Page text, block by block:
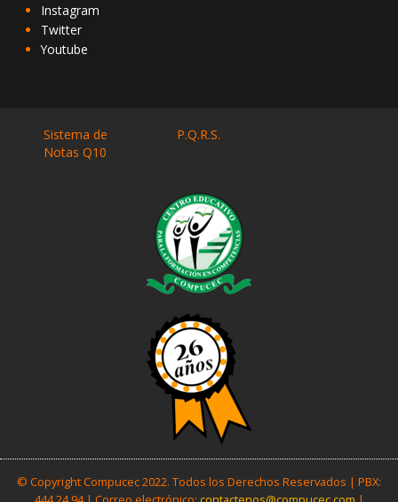
Instagram
Twitter
Youtube
Sistema de
Notas Q10
P.Q.R.S.
© Copyright Compucec 2022. Todos los Derechos Reservados | PBX: